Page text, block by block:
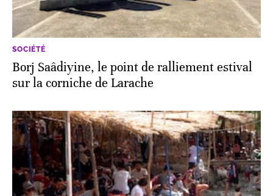
SOCIÉTÉ
Borj Saâdiyine, le point de ralliement estival
sur la corniche de Larache